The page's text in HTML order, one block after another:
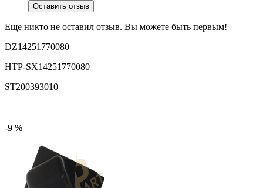
Оставить отзыв
Еще никто не оставил отзыв. Вы можете быть первым!
DZ14251770080
HTP-SX14251770080
ST200393010
-9 %